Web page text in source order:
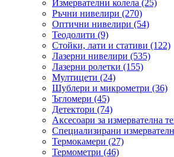
Измервателни колела (25)
Ръчни нивелири (270)
Оптични нивелири (54)
Теодолити (9)
Стойки, лати и стативи (122)
Лазерни нивелири (535)
Лазерни ролетки (155)
Мултицети (24)
Шублери и микрометри (36)
Ъгломери (45)
Детектори (74)
Аксесоари за измервателна
Специализирани
Термокамери (27)
Термометри (46)